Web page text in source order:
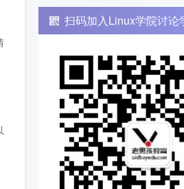
扫码加入Linux学院讨论